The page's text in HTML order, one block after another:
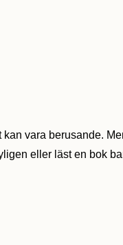
vara berusande.
eller läst en bok